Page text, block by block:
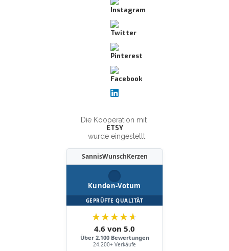
Die Kooperation mit
ETSY
wurde eingestellt
SannisWunschKerzen
Kunden-Votum
GEPRÜFTE QUALITÄT
★★★★★
4.6 von 5.0
Über 2.100 Bewertungen
24.200+ Verkäufe